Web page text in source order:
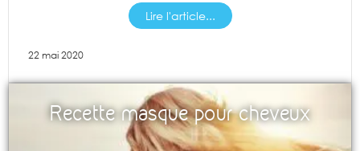
Lire l'article...
22 mai 2020
Recette masque pour cheveux